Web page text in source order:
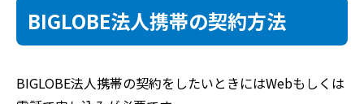
BIGLOBE法人携帯の契約方法
BIGLOBE法人携帯の契約をしたいときにはWebもしくは